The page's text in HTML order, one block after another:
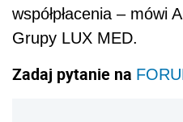
współpłacenia – mówi
Grupy LUX MED.
Zadaj pytanie na